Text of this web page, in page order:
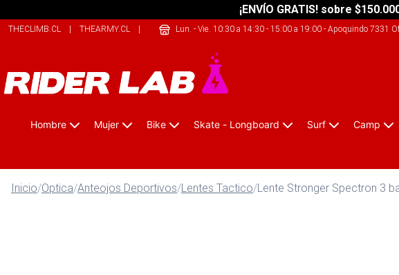
¡ENVÍO GRATIS! sobre
THECLIMB.CL | THEARMY.CL | SAFELIFE.CLLun. - Vie. 10:30 a 14:30 - 15:00 a 19:00- Apoquindo 7331
Hombre Mujer Bike Skate - Longboard Surf Camp
Inicio/Optica/Anteojos Deportivos/Lentes Tactico/Lente Stronger Spectron 3